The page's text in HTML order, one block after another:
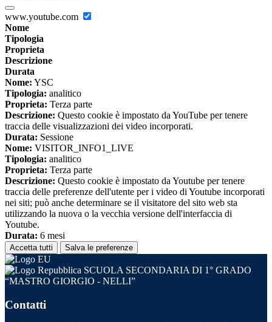
www.youtube.com
Nome
Tipologia
Proprieta
Descrizione
Durata
Nome: YSC
Tipologia: analitico
Proprieta: Terza parte
Descrizione: Questo cookie è impostato da YouTube per tenere
traccia delle visualizzazioni dei video incorporati.
Durata: Sessione
Nome: VISITOR_INFO1_LIVE
Tipologia: analitico
Proprieta: Terza parte
Descrizione: Questo cookie è impostato da Youtube per tenere
traccia delle preferenze dell'utente per i video di Youtube incorporati
nei siti; può anche determinare se il visitatore del sito web sta
utilizzando la nuova o la vecchia versione dell'interfaccia di
Youtube.
Durata: 6 mesi
Accetta tutti Salva le preferenze
SCUOLA SECONDARIA DI 1° GRADO
“MASTRO GIORGIO - NELLI”
Contatti